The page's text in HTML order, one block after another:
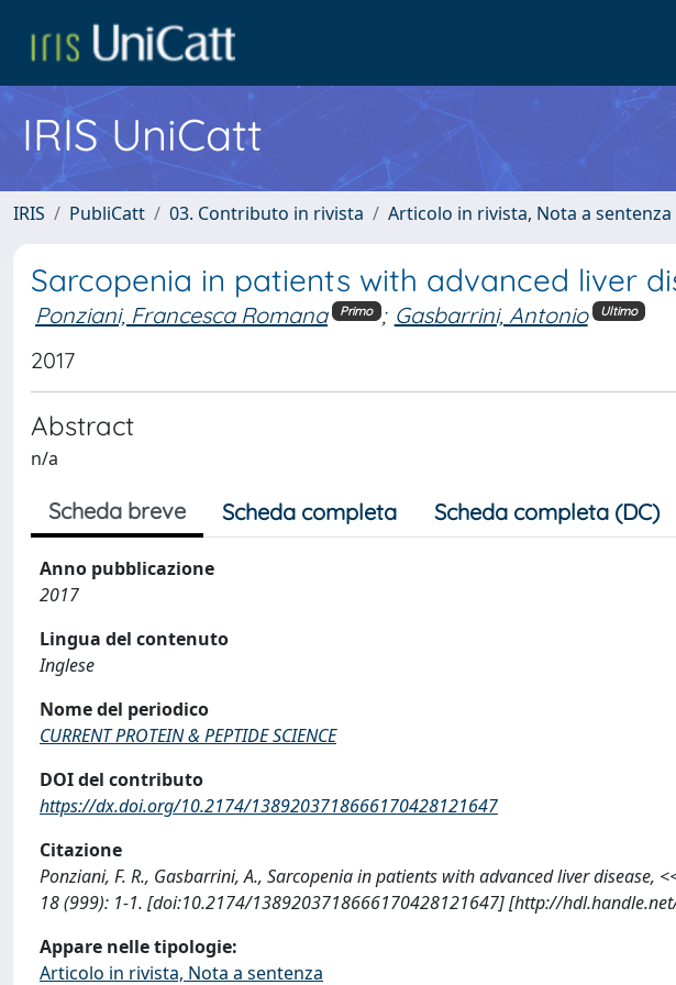
IRIS UniCatt
IRIS PubliCatt 03. Contributo in rivista Articolo in rivista, Nota a sentenza
Sarcopenia in patients with advanced liver
Ponziani, Francesca Romana Primo ; Gasbarrini, Antonio Ultimo
2017
Abstract
n/a
Scheda breve Scheda completa Scheda completa (DC)
Anno pubblicazione
2017
Lingua del contenuto
Inglese
Nome del periodico
CURRENT PROTEIN & PEPTIDE SCIENCE
DOI del contributo
https://dx.doi.org/10.2174/1389203718666170428121647
Citazione
Ponziani, F. R., Gasbarrini, A., Sarcopenia in patients with advanced liver disease,
18 (999): 1-1. [doi:10.2174/1389203718666170428121647] [http://
Appare nelle tipologie:
Articolo in rivista, Nota a sentenza